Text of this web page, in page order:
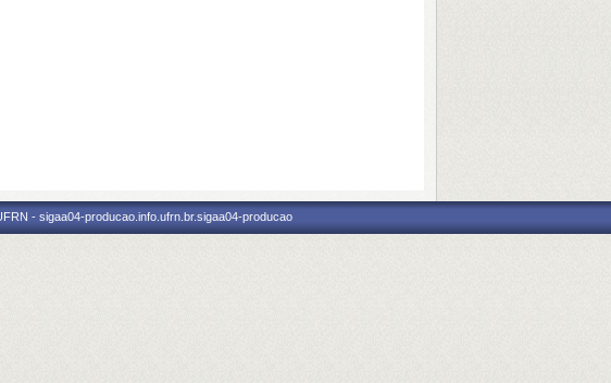
- sigaa04-producao.info.ufrn.br.sigaa04-producao